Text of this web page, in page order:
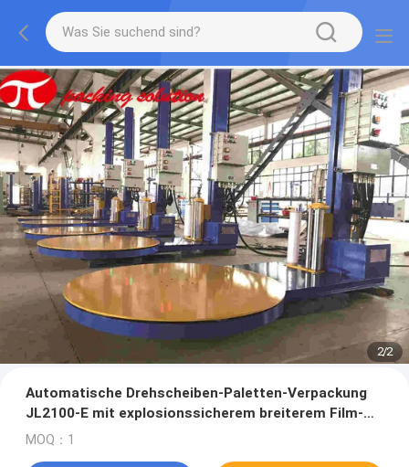
2/2
Automatische Drehscheiben-Paletten-Verpackung
JL2100-E mit explosionssicherem breiterem Film-
Wagen des Gerät-1200mm
MOQ：1